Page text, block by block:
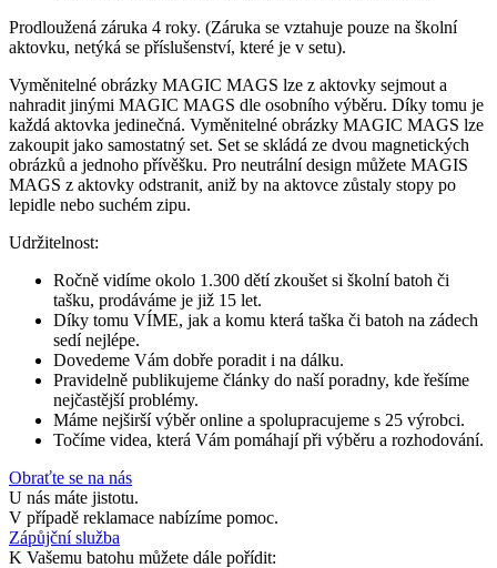
Prodloužená záruka 4 roky. (Záruka se vztahuje pouze na školní
aktovku, netýká se příslušenství, které je v setu).
Vyměnitelné obrázky MAGIC MAGS lze z aktovky sejmout a
nahradit jinými MAGIC MAGS dle osobního výběru. Díky tomu je
každá aktovka jedinečná. Vyměnitelné obrázky MAGIC MAGS lze
zakoupit jako samostatný set. Set se skládá ze dvou magnetických
obrázků a jednoho přívěšku. Pro neutrální design můžete MAGIS
MAGS z aktovky odstranit, aniž by na aktovce zůstaly stopy po
lepidle nebo suchém zipu.
Udržitelnost:
Ročně vidíme okolo 1.300 dětí zkoušet si školní batoh či
tašku, prodáváme je již 15 let.
Díky tomu VÍME, jak a komu která taška či batoh na zádech
sedí nejlépe.
Dovedeme Vám dobře poradit i na dálku.
Pravidelně publikujeme články do naší poradny, kde řešíme
nejčastější problémy.
Máme nejširší výběr online a spolupracujeme s 25 výrobci.
Točíme videa, která Vám pomáhají při výběru a rozhodování.
Obraťte se na nás
U nás máte jistotu.
V případě reklamace nabízíme pomoc.
Zápůjční služba
K Vašemu batohu můžete dále pořídit: